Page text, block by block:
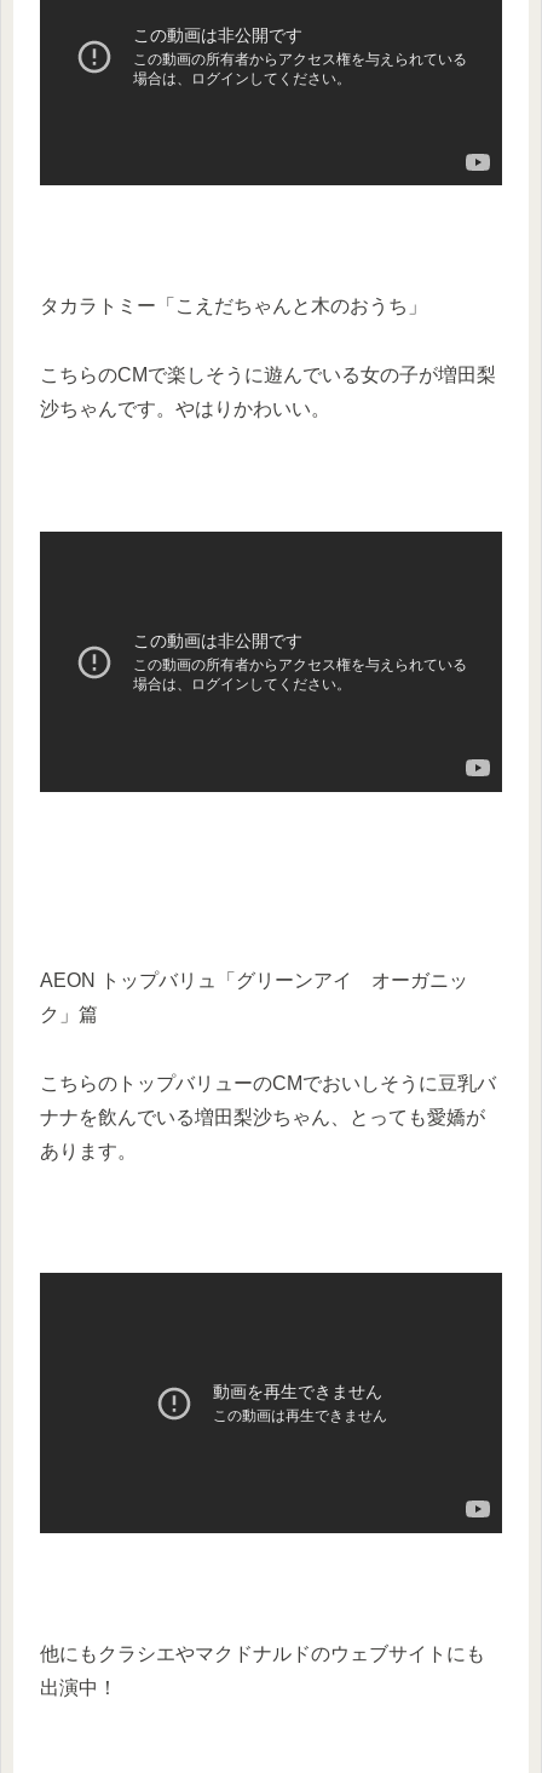
タカラトミー「こえだちゃんと木のおうち」
こちらのCMで楽しそうに遊んでいる女の子が増田梨
沙ちゃんです。やはりかわいい。
AEON トップバリュ「グリーンアイ オーガニッ
ク」篇
こちらのトップバリューのCMでおいしそうに豆乳バ
ナナを飲んでいる増田梨沙ちゃん、とっても愛嬌が
あります。
他にもクラシエやマクドナルドのウェブサイトにも
出演中！